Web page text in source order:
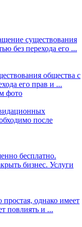
существования
без перехода его ...
общества с
его прав и ...
после
бесплатно.
бизнес. Услуги
однако имеет
повлиять и ...